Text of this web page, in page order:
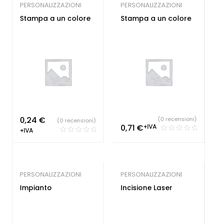
PERSONALIZZAZIONI
Stampa a un colore
0,24 €
+IVA
(0 recensioni)
PERSONALIZZAZIONI
Stampa a un colore
0,71 €+IVA
(0 recensioni)
PERSONALIZZAZIONI
Impianto
PERSONALIZZAZIONI
Incisione Laser